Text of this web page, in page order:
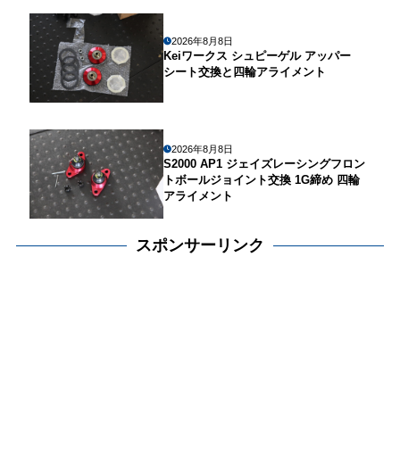
2026年8月8日
Keiワークス シュピーゲル アッパー
シート交換と四輪アライメント
2026年8月8日
S2000 AP1 ジェイズレーシングフロン
トボールジョイント交換 1G締め 四輪
アライメント
スポンサーリンク